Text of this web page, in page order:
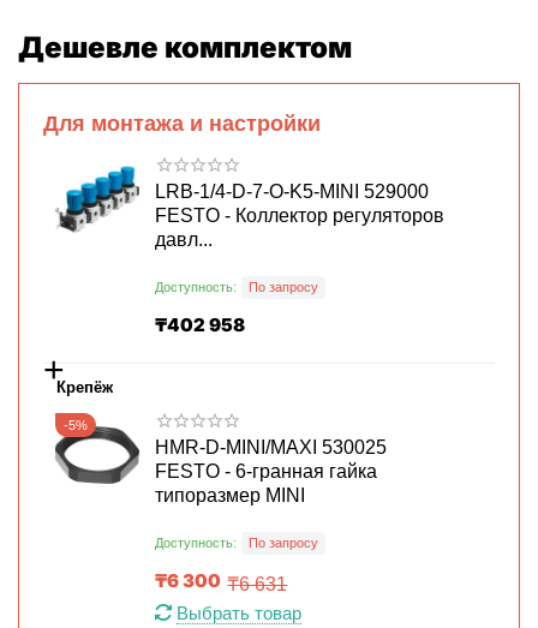
Дешевле комплектом
Для монтажа и настройки
LRB-1/4-D-7-O-K5-MINI 529000
FESTO - Коллектор регуляторов
давл...
Доступность: По запросу
₸402 958
+Крепёж
-5%
HMR-D-MINI/MAXI 530025
FESTO - 6-гранная гайка
типоразмер MINI
Доступность: По запросу
₸6 300 ₸6 631
Выбрать товар